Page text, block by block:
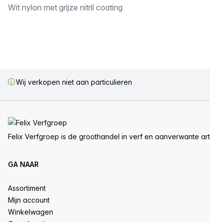
Omschrijving
Wit nylon met grijze nitril coating
Wij verkopen niet aan particulieren
Felix Verfgroep is de groothandel in verf en aanverwante
GA NAAR
Assortiment
Mijn account
Winkelwagen